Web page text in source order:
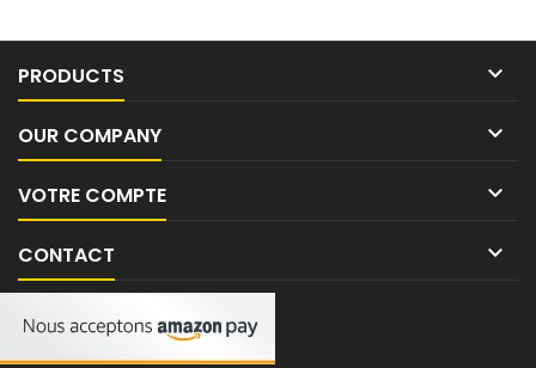
PRODUCTS 
OUR COMPANY 
VOTRE COMPTE 
CONTACT 